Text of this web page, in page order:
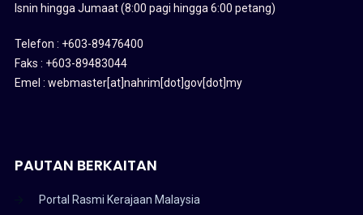
Isnin hingga Jumaat (8:00 pagi hingga 6:00 petang)
Telefon : +603-89476400
Faks : +603-89483044
Emel : webmaster[at]nahrim[dot]gov[dot]my
PAUTAN BERKAITAN
Portal Rasmi Kerajaan Malaysia